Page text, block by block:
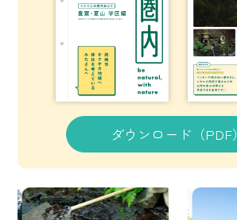
ダウンロード（PDF）